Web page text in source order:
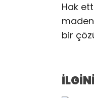
Hak
bir